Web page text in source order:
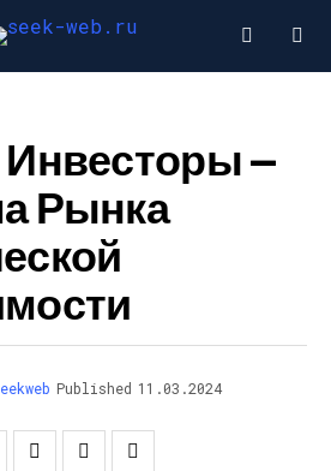
—
Рынка
Published 11.03.2024